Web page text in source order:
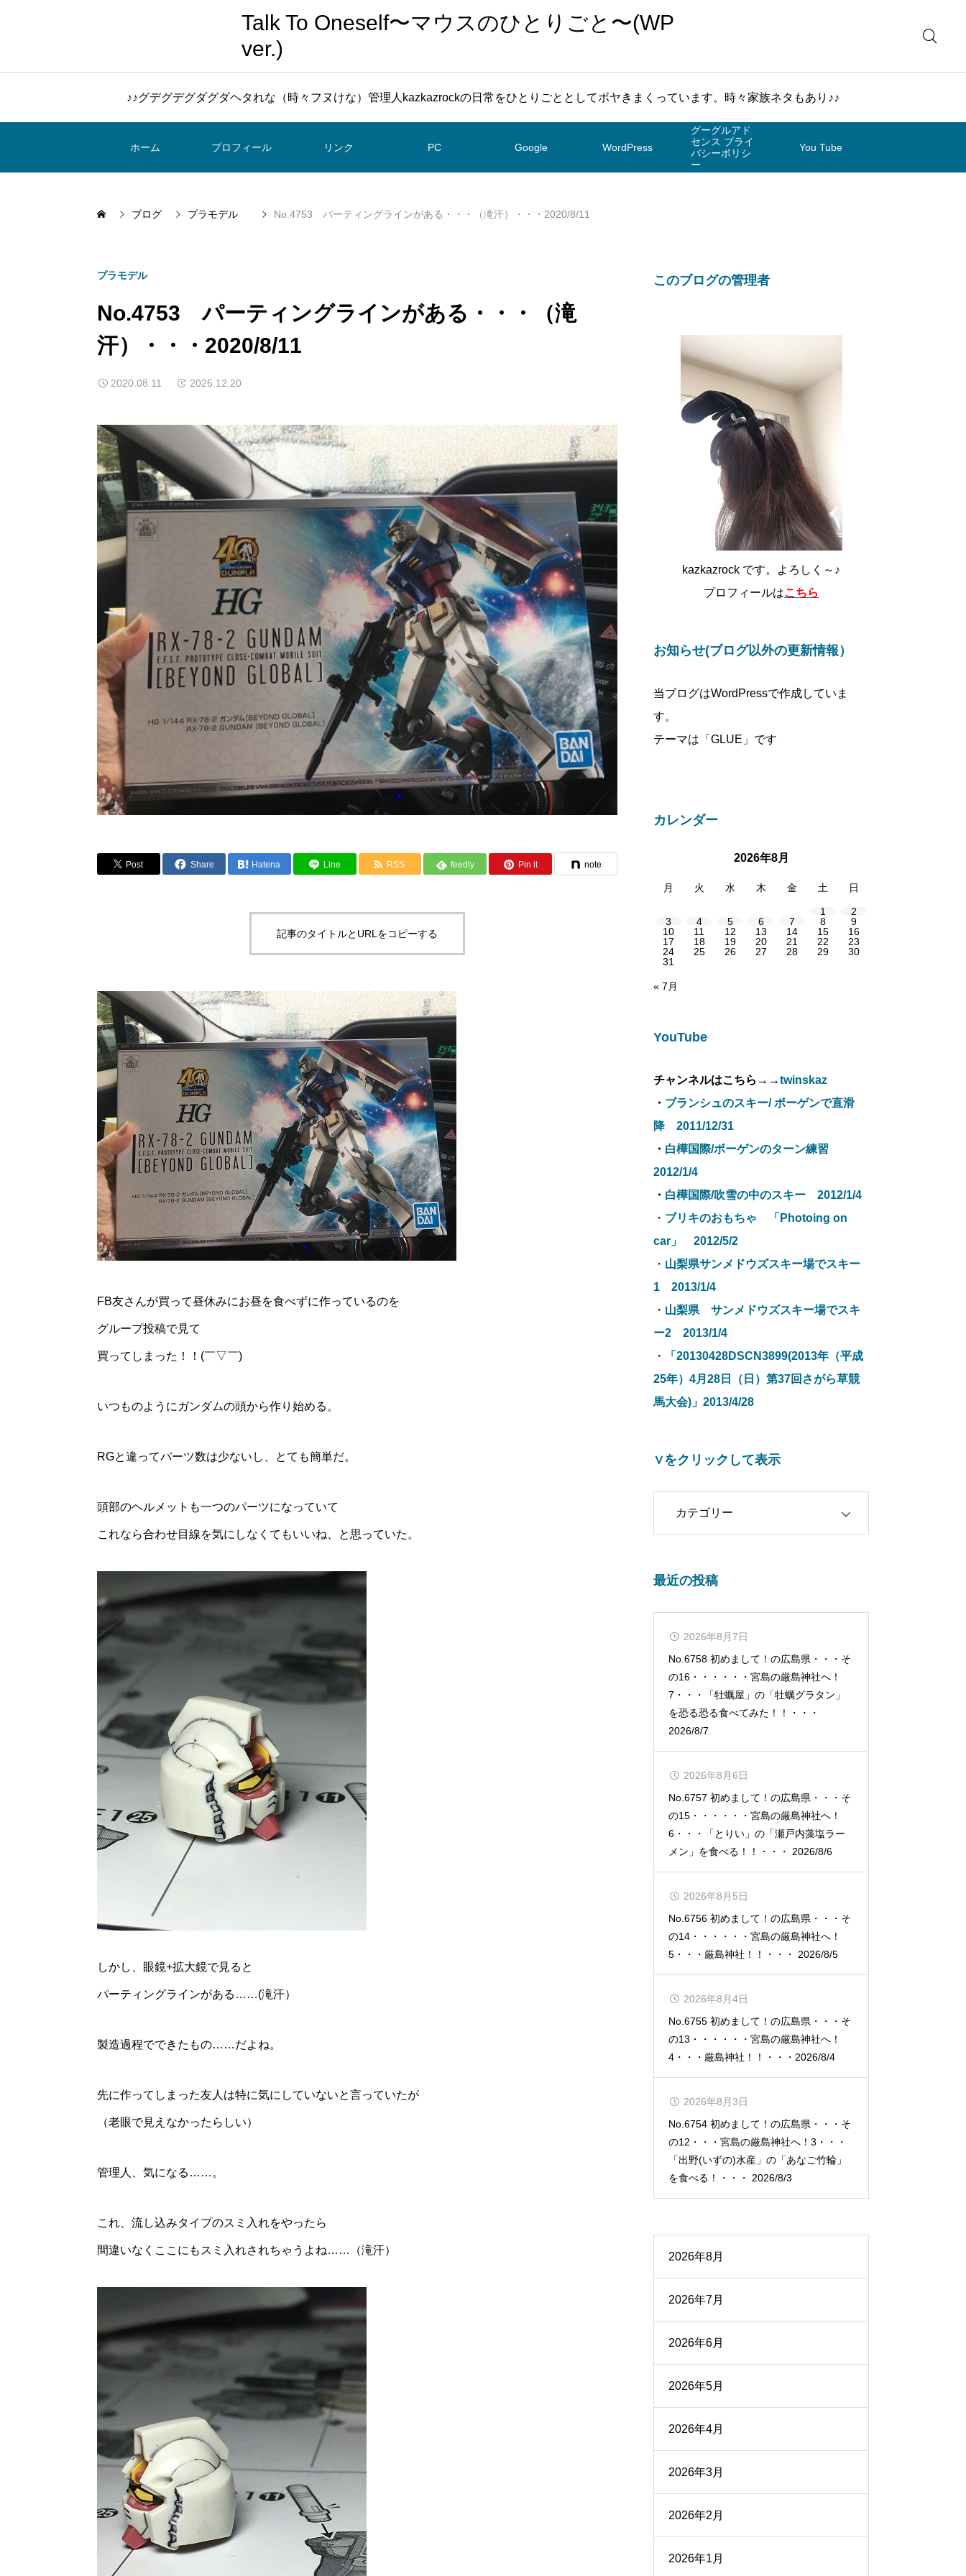
Talk To Oneself〜マウスのひとりごと〜(WP
ver.)
♪♪グデグデグダグダヘタれな（時々フヌけな）管理人kazkazrockの日常をひとりごととしてボヤきまくっています。時々家族ネタもあり♪♪
ホーム プロフィール リンク PC Google WordPress
グーグルアド
センス プライ
バシーポリシ
ー
You Tube
ブログ プラモデル No.4753 パーティングラインがある・・・（滝汗）・・・2020/8/11
プラモデル
No.4753 パーティングラインがある・・・（滝
汗）・・・2020/8/11
2020.08.11 2025.12.20
Post Share Hatena Line RSS feedly Pin it note
記事のタイトルとURLをコピーする
FB友さんが買って昼休みにお昼を食べずに作っているのを
グループ投稿で見て
買ってしまった！！(￣▽￣)
いつものようにガンダムの頭から作り始める。
RGと違ってパーツ数は少ないし、とても簡単だ。
頭部のヘルメットも一つのパーツになっていて
これなら合わせ目線を気にしなくてもいいね、と思っていた。
しかし、眼鏡+拡大鏡で見ると
パーティングラインがある……(滝汗）
製造過程でできたもの……だよね。
先に作ってしまった友人は特に気にしていないと言っていたが
（老眼で見えなかったらしい）
管理人、気になる……。
これ、流し込みタイプのスミ入れをやったら
間違いなくここにもスミ入れされちゃうよね……（滝汗）
このブログの管理者
kazkazrock です。よろしく～♪
プロフィールはこちら
お知らせ(ブログ以外の更新情報）
当ブログはWordPressで作成していま
す。
テーマは「GLUE」です
カレンダー
2026年8月
月 火 水 木 金 土 日
1
2
3
4 5 6 7 8
9
10
11 12 13 14 15
16
17
18 19 20 21 22
23
24
25 26 27 28 29
30
31
« 7月
YouTube
チャンネルはこちら→→twinskaz
・ ブランシュのスキー/ ボーゲンで直滑
降 2011/12/31
・ 白樺国際/ボーゲンのターン練習
2012/1/4
・ 白樺国際/吹雪の中のスキー 2012/1/4
・ ブリキのおもちゃ 「Photoing on
car」 2012/5/2
・ 山梨県サンメドウズスキー場でスキー
1 2013/1/4
・ 山梨県 サンメドウズスキー場でスキ
ー2 2013/1/4
・
「20130428DSCN3899(2013年（平成
25年）4月28日（日）第37回さがら草競
馬大会)」2013/4/28
∨をクリックして表示
最近の投稿
No.6758 初めまして！の広島県・・・そ
の16・・・・・・宮島の厳島神社へ！
7・・・「牡蠣屋」の「牡蠣グラタン」
を恐る恐る食べてみた！！・・・
2026/8/7
2026年8月7日
No.6757 初めまして！の広島県・・・そ
の15・・・・・・宮島の厳島神社へ！
6・・・「とりい」の「瀬戸内藻塩ラー
メン」を食べる！！・・・ 2026/8/6
2026年8月6日
No.6756 初めまして！の広島県・・・そ
の14・・・・・・宮島の厳島神社へ！
5・・・厳島神社！！・・・ 2026/8/5
2026年8月5日
No.6755 初めまして！の広島県・・・そ
の13・・・・・・宮島の厳島神社へ！
4・・・厳島神社！！・・・2026/8/4
2026年8月4日
No.6754 初めまして！の広島県・・・そ
の12・・・宮島の厳島神社へ！3・・・
「出野(いずの)水産」の「あなご竹輪」
を食べる！・・・ 2026/8/3
2026年8月3日
2026年8月
2026年7月
2026年6月
2026年5月
2026年4月
2026年3月
2026年2月
2026年1月